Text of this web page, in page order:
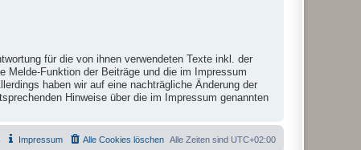
für die von ihnen verwendeten Texte inkl. der
Melde-Funktion der Beiträge und die im Impressum
haben wir auf eine nachträgliche Änderung der
Hinweise über die im Impressum genannten
Alle Zeiten sind UTC+02:00
Alle Cookies löschen
Impressum